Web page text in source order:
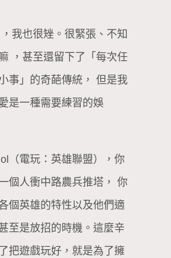
我也很矬。很緊張、不知
，甚至還留下了「每次任
事」的奇葩傳統， 但是我
是一種需要練習的娛
（電玩：英雄聯盟），你
個人衝中路農兵推塔， 你
個英雄的特性以及他們適
至是放招的時機。這麼辛
把遊戲玩好，就是為了擁